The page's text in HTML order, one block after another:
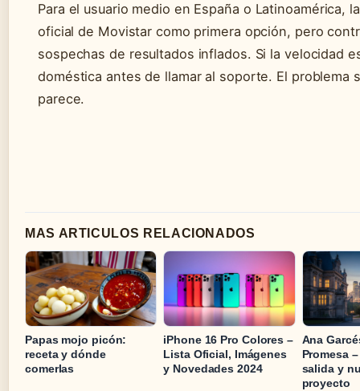
Para el usuario medio en España o Latinoamérica,
oficial de Movistar como primera opción, pero
sospechas de resultados inflados. Si la velocidad
doméstica antes de llamar al soporte. El problema
parece.
MAS ARTICULOS RELACIONADOS
Papas mojo picón:
receta y dónde
comerlas
iPhone 16 Pro Colores –
Lista Oficial, Imágenes
y Novedades 2024
Ana
Promesa
salida y
proyecto